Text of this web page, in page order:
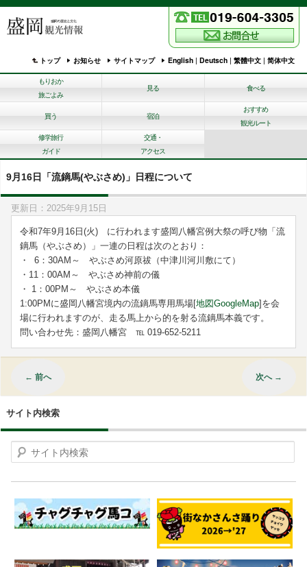
トップ お知らせ サイトマップ English | Deutsch | 繁體中文 | 简体中文
もりおか
旅ごよみ
見る 食べる
買う 宿泊
おすすめ
観光ルート
修学旅行
ガイド
交通・
アクセス
9月16日「流鏑馬(やぶさめ)」日程について
更新日：2025年9月15日
令和7年9月16日(火) に行われます盛岡八幡宮例大祭の呼び物「流
鏑馬（やぶさめ）」一連の日程は次のとおり：
・ 6：30AM～ やぶさめ河原祓（中津川河川敷にて）
・11：00AM～ やぶさめ神前の儀
・ 1：00PM～ やぶさめ本儀
1:00PMに盛岡八幡宮境内の流鏑馬専用馬場[地図GoogleMap]を会
場に行われますのが、走る馬上から的を射る流鏑馬本義です。
問い合わせ先：盛岡八幡宮 ℡019-652-5211
← 前へ 次へ →
サイト内検索
Search